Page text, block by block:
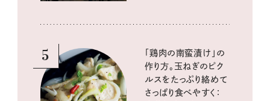
5
「鶏肉の南蛮漬け」の
作り方。玉ねぎのピク
ルスをたっぷり絡めて
さっぱり食べやすく：